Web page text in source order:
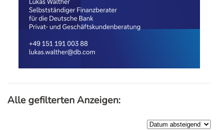
Alle gefilterten Anzeigen: